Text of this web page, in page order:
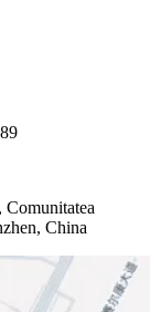
Comunitatea
China